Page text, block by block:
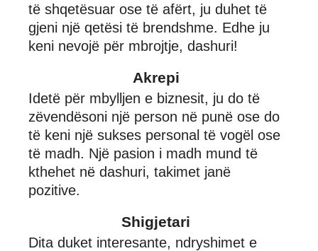
të shqetësuar ose të afërt, ju duhet të
gjeni një qetësi të brendshme. Edhe ju
keni nevojë për mbrojtje, dashuri!
Akrepi
Idetë për mbylljen e biznesit, ju do të
zëvendësoni një person në punë ose do
të keni një sukses personal të vogël ose
të madh. Një pasion i madh mund të
kthehet në dashuri, takimet janë
pozitive.
Shigjetari
Dita duket interesante, ndryshimet e